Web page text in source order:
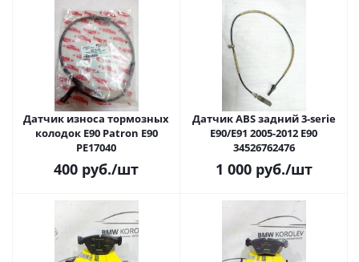
Датчик износа тормозных
колодок E90 Patron E90
PE17040
400 руб./шт
Датчик ABS задний 3-serie
E90/E91 2005-2012 E90
34526762476
1 000руб./шт